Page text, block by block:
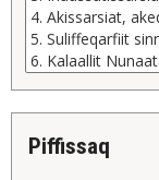
piffissaq